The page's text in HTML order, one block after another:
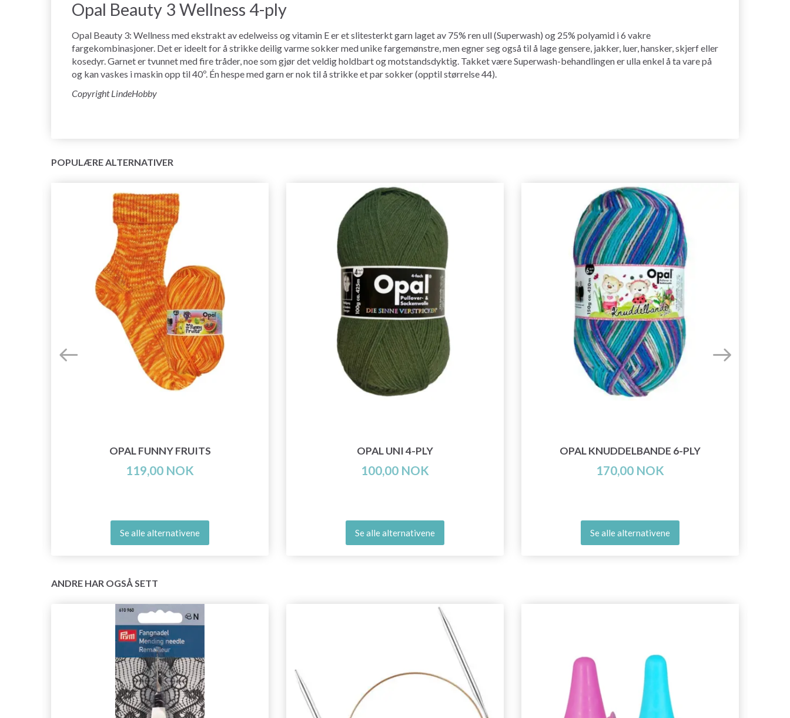
Opal Beauty 3 Wellness 4-ply
Opal Beauty 3: Wellness med ekstrakt av edelweiss og vitamin E er et slitesterkt garn laget av 75% ren ull (Superwash) og 25% polyamid i 6 vakre
fargekombinasjoner. Det er ideelt for å strikke deilig varme sokker med unike fargemønstre, men egner seg også til å lage gensere, jakker, luer, hansker, skjerf eller
kosedyr. Garnet er tvunnet med fire tråder, noe som gjør det veldig holdbart og motstandsdyktig. Takket være Superwash-behandlingen er ulla enkel å ta vare på
og kan vaskes i maskin opp til 40º. Én hespe med garn er nok til å strikke et par sokker (opptil størrelse 44).
Copyright LindeHobby
POPULÆRE ALTERNATIVER
OPAL FUNNY FRUITS
119,00 NOK
Se alle alternativene
OPAL UNI 4-PLY
100,00 NOK
Se alle alternativene
OPAL KNUDDELBANDE 6-PLY
170,00 NOK
Se alle alternativene
ANDRE HAR OGSÅ SETT